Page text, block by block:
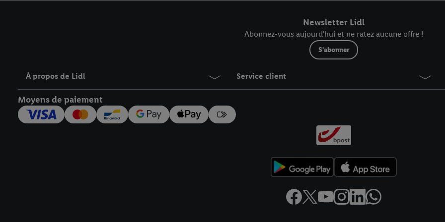
Newsletter Lidl
Abonnez-vous aujourd'hui et ne ratez aucune offre !
S'abonner
À propos de Lidl Service client
Moyens de paiement